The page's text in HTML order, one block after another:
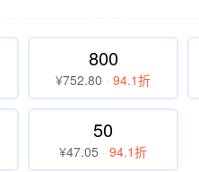
800
¥752.80 · 94.1折
50
¥47.05 · 94.1折